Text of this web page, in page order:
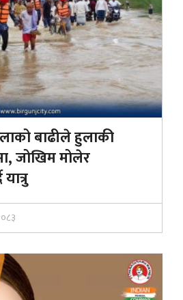
बाढीले हुलाकी
जोखिम मोलेर